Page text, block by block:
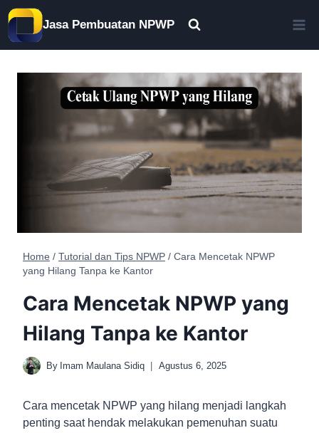
Skip
to
content
Jasa Pembuatan NPWP
Home / Tutorial dan Tips NPWP / Cara Mencetak NPWP
yang Hilang Tanpa ke Kantor
Cara Mencetak NPWP yang
Hilang Tanpa ke Kantor
By Imam Maulana Sidiq Agustus 6, 2025
Cara mencetak NPWP yang hilang menjadi langkah
penting saat hendak melakukan pemenuhan suatu